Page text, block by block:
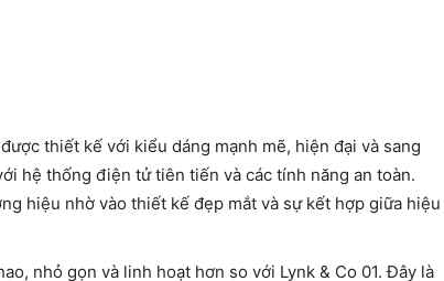
thiết kế với kiểu dáng mạnh mẽ, hiện đại và sang
hệ thống điện tử tiên tiến và các tính năng an toàn.
hiệu nhờ vào thiết kế đẹp mắt và sự kết hợp giữa hiệu
nhỏ gọn và linh hoạt hơn so với Lynk & Co 01. Đây là